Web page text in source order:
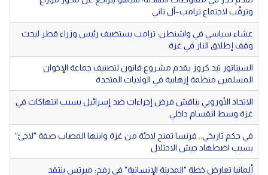
وترقّب لاجتماع ترامب–آل ثاني
عشاء سياسي في واشنطن: ترامب يستضيف رئيس وزراء قطر لبحث
وقف إطلاق النار في غزة
السيناتور تيد كروز يقدم مشروع قانون لتصنيف جماعة الإخوان
المسلمين منظمة إرهابية في الولايات المتحدة
الاتحاد الأوروبي يناقش فرض إجراءات ضد إسرائيل بسبب انتهاكات في
غزة وسط انقسام داخلي
في حكم تاريخي.. فرنسا تمنح لاجئة من غزة وابنها المصاب صفة "لاجئ"
بسبب اضطهاد جيش الاحتلال
ألمانيا تعارض خطة "المدينة الإنسانية" في رفح: ميرتس ينتقد